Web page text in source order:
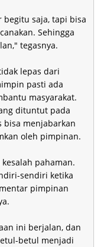
begitu saja, tapi bisa
Sehingga
tegasnya.
lepas dari
pasti ada
masyarakat.
dituntut pada
bisa menjabarkan
oleh pimpinan.
pahaman.
sendiri ketika
pimpinan
ini berjalan, dan
betul menjadi